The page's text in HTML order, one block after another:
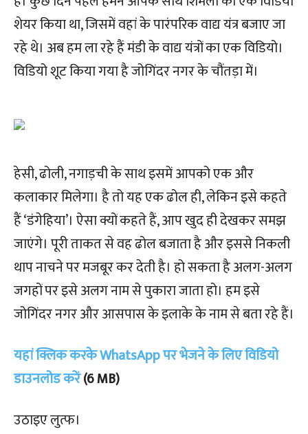
शेयर किया था, जिसमें वहां के पारंपरिक वाद्य यंत्र बजाए जा
रहे थे। अब हम ला रहे हैं मंडी के वाद्य यंत्रों का एक विडियो।
विडियो शूट किया गया है जोगिंदर नगर के चौंतड़ा में।
हेसी, ढोली, नगाड़ची के साथ इसमें आपको एक और
कलाकार मिलेगा। है तो यह एक ढोल ही, लेकिन इसे कहते
हैं ‘डंगेहिया’। ऐसा क्यों कहते हैं, आप खुद ही देखकर समझ
जाएंगे। पूरी ताकत से वह ढोल बजाता है और इससे निकली
थाप नाचने पर मजबूर कर देती है। हो सकता है अलग-अलग
जगहों पर इसे अलग नाम से पुकारा जाता हो। हम इसे
जोगिंदर नगर और आसपास के इलाके के नाम से बता रहे हैं।
यहां क्लिक करके WhatsApp पर भेजने के लिए विडियो
डाउनलोड करें(6 MB)
उठाइए लुत्फ।